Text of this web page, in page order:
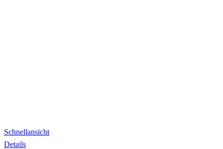
Schnellansicht
Details